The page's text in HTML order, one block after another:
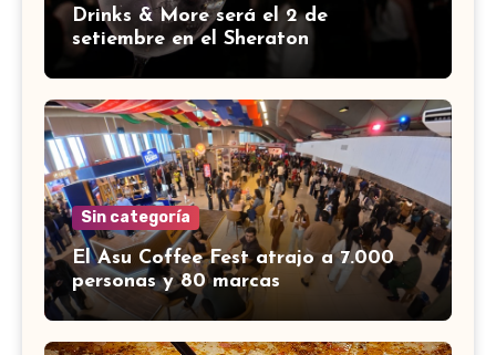
Drinks & More será el 2 de
setiembre en el Sheraton
Sin categoría
El Asu Coffee Fest atrajo a 7.000
personas y 80 marcas